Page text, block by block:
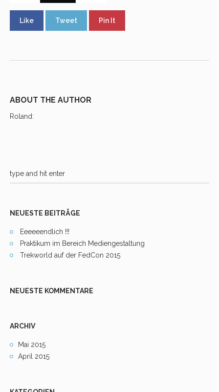
Like Tweet Pin It
ABOUT THE AUTHOR
Roland:
NEUESTE BEITRÄGE
Eeeeeendlich !!!
Praktikum im Bereich Mediengestaltung
Trekworld auf der FedCon 2015
NEUESTE KOMMENTARE
ARCHIV
Mai 2015
April 2015